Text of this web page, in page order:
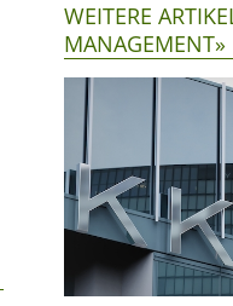
WEITERE
MANAGEMENT»